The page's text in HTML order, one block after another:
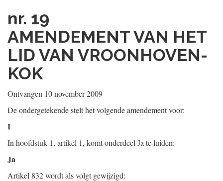
nr. 19
AMENDEMENT VAN HET
LID VAN VROONHOVEN-
KOK
Ontvangen 10 november 2009
De ondergetekende stelt het volgende amendement voor:
I
In hoofdstuk 1, artikel 1, komt onderdeel Ja te luiden:
Ja
Artikel 832 wordt als volgt gewijzigd: